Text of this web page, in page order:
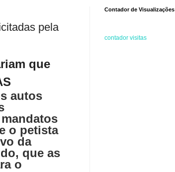
pela
que
autos
o petista
da
que as
o
Contador de Visualizações
contador visitas